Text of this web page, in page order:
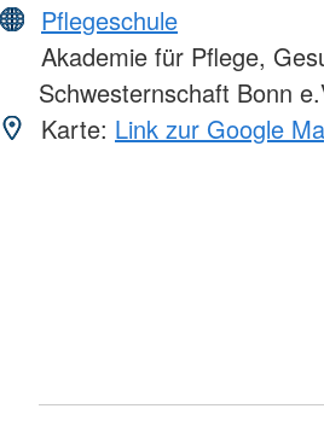
Pflegeschule
Akademie für Pflege,
Schwesternschaft Bonn
Karte: Link zur Google